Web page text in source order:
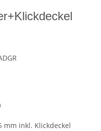
mm inkl. Klickdeckel